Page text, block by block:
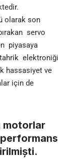
olarak son
servo
piyasaya
elektroniği
hassasiyet ve
için de
motorlar
performans